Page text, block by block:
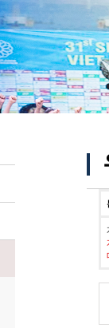
교직원현황
학생현황
위치/전화
전경사진